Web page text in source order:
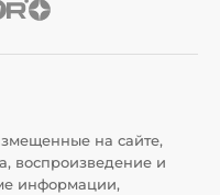
на сайте,
воспроизведение и
информации,